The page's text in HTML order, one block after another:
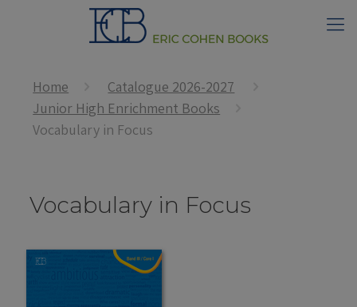
Home
Catalogue 2026-2027
Junior High Enrichment Books
Vocabulary in Focus
Vocabulary in Focus